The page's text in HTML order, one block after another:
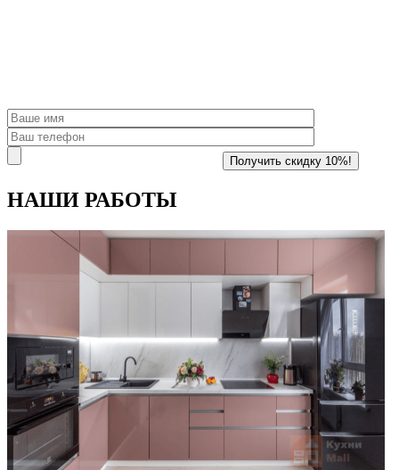
НАШИ РАБОТЫ